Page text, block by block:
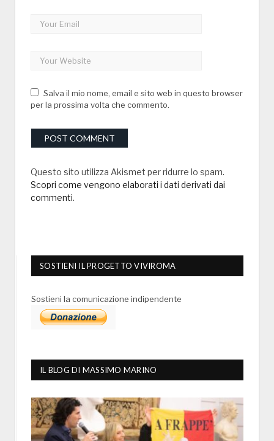
Salva il mio nome, email e sito web in questo browser
per la prossima volta che commento.
Questo sito utilizza Akismet per ridurre lo spam.
Scopri come vengono elaborati i dati derivati dai
commenti.
SOSTIENI IL PROGETTO VIVIROMA
Sostieni la comunicazione indipendente
IL BLOG DI MASSIMO MARINO